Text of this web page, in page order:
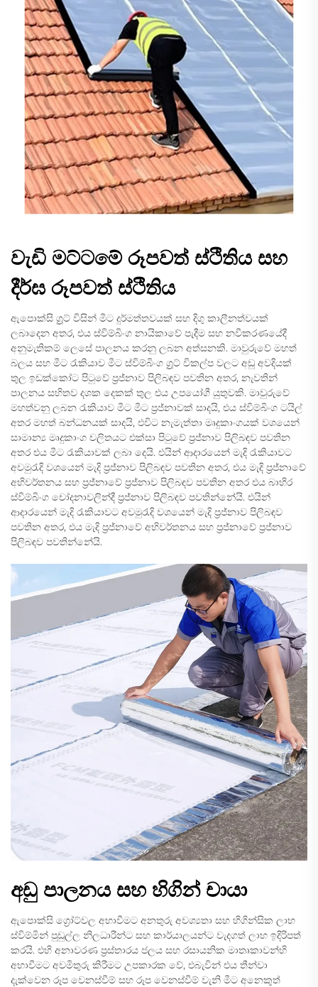
වැඩි මට්ටමේ රූපවත් ස්ථිතිය සහ
දීර්ඝ රූපවත් ස්ථිතිය
ඇපොක්සි ග්‍රූට් විසින් මීට දුර්මත්තවයක් සහ දිගු කාලීනත්වයක්
ලබාදෙන අතර, එය ස්විම්බිංග නායිකාවේ පැදීම සහ නවීකරණයේදී
අනුමැතිකම් ලෙසේ පාලනය කරනු ලබන අත්සනකි. මාවුරුවේ මහත්
බලය සහ මීට රැකියාව මීට ස්විම්බිංග ග්‍රූට් විකල්ප වලට අඩු අවදියක්
තුල ඉඩක්කෝට පිටුවේ ප්‍රජ්නාව පිලිබඳව පවතින අතර, නැවතින්
පාලනය සහිතව දශක දෙකක් තුල එය උපයෝගී යුතුවකි. මාවුරුවේ
මහත්වනු ලබන රැකියාව මීට මීට ප්‍රජ්නාවක් සාදයි, එය ස්විම්බිංග ටයිල්
අතර මහත් බන්ධනයක් සාදයි, එවිට නැමැත්තා මෘදුකාංගයක් වශයෙන්
සාමාන්‍ය මෘදුකාංග චලිතයට එක්සා පිටුවේ ප්‍රජ්නාව පිලිබඳව පවතින
අතර එය මීට රැකියාවක් ලබා දෙයි. එයින් ආදාරයෙන් මැදි රැකියාවට
අවමුරැදි වශයෙන් මැදි ප්‍රජ්නාව පිලිබඳව පවතින අතර, එය මැදි ප්‍රජ්නාවේ
අභිවර්තනය සහ ප්‍රජ්නාවේ ප්‍රජ්නාව පිලිබඳව පවතින අතර එය බාහිර
ස්විම්බිංග චෝදනාවලින්දී ප්‍රජ්නාව පිලිබඳව පවතින්නේයි. එයින්
ආදාරයෙන් මැදි රැකියාවට අවමුරැදි වශයෙන් මැදි ප්‍රජ්නාව පිලිබඳව
පවතින අතර, එය මැදි ප්‍රජ්නාවේ අභිවර්තනය සහ ප්‍රජ්නාවේ ප්‍රජ්නාව
පිලිබඳව පවතින්නේයි.
අඩු පාලනය සහ හිගින් චායා
ඇපොක්සි ග්‍රෝට්වල අභාවීමට අනතුරු අවශ්‍යතා සහ හිගින්සික ලාභ
ස්විම්මින් පුඩුල්ල නිලධාරීන්ට සහ කාර්යාලයන්ට වැදගත් ලාභ ඉදිරිපත්
කරයි. එහි අනාවරණ ප්‍රස්තාරය ජලය සහ රසායනික මාතෘකාවන්හි
අභාවීමට අවමිතුරු කිරීමට උපකාරක වේ, එබැවින් එය තීන්වා
දැක්වෙන රූප වෙනස්වීම් සහ රූප වෙනස්වීම් වැනි මීට අනෙකුත්